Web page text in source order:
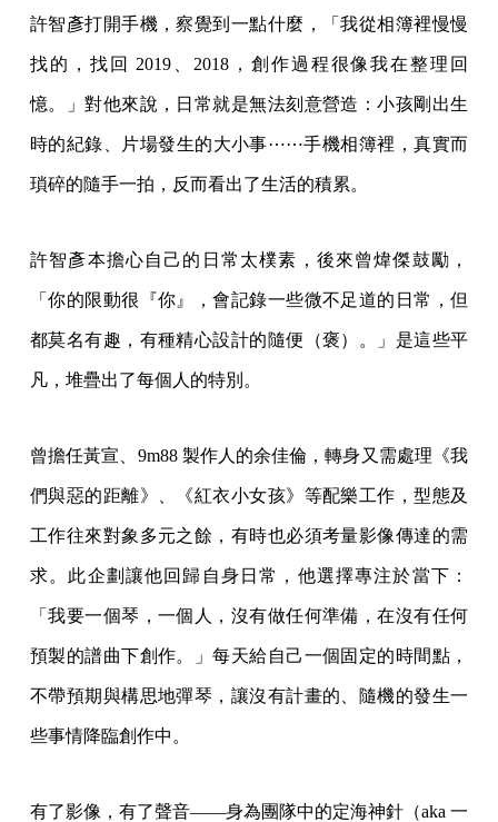
許智彥打開手機，察覺到一點什麼，「我從相簿裡慢慢
找的，找回 2019、2018，創作過程很像我在整理回
憶。」對他來說，日常就是無法刻意營造：小孩剛出生
時的紀錄、片場發生的大小事⋯⋯手機相簿裡，真實而
瑣碎的隨手一拍，反而看出了生活的積累。
許智彥本擔心自己的日常太樸素，後來曾煒傑鼓勵，
「你的限動很『你』，會記錄一些微不足道的日常，但
都莫名有趣，有種精心設計的隨便（褒）。」是這些平
凡，堆疊出了每個人的特別。
曾擔任黃宣、9m88 製作人的余佳倫，轉身又需處理《我
們與惡的距離》、《紅衣小女孩》等配樂工作，型態及
工作往來對象多元之餘，有時也必須考量影像傳達的需
求。此企劃讓他回歸自身日常，他選擇專注於當下：
「我要一個琴，一個人，沒有做任何準備，在沒有任何
預製的譜曲下創作。」每天給自己一個固定的時間點，
不帶預期與構思地彈琴，讓沒有計畫的、隨機的發生一
些事情降臨創作中。
有了影像，有了聲音——身為團隊中的定海神針（aka 一